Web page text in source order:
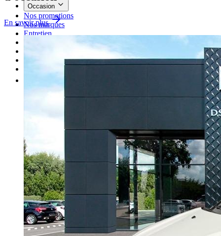
Occasion
Nos promotions
Nos marques
Entretien
Professionnel
En savoir plus